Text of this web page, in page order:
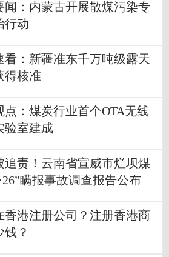
闻：内蒙古开展散煤污染专
行动
看：新疆准东千万吨级露天
得核准
点：煤炭行业首个OTA无线
验室建成
追责！云南省宣威市烂坝煤
瞒报事故调查报告公布
香港注册公司？注册香港商
钱？